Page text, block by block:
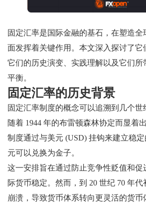
固定汇率是国际金融的基石，在塑造
面发挥着关键作用。本文深入探讨了它
它们的历史演变、实践理解以及它们所
平衡。
固定汇率的历史背景
固定汇率制度的概念可以追溯到几个
随着 1944 年的布雷顿森林协定而显着
制度通过与美元 (USD) 挂钩来建立稳
元可以兑换为金子。
这一安排旨在通过防止竞争性贬值和促
际货币稳定。然而，到 20 世纪 70 年
崩溃，导致货币体系转向更灵活的货